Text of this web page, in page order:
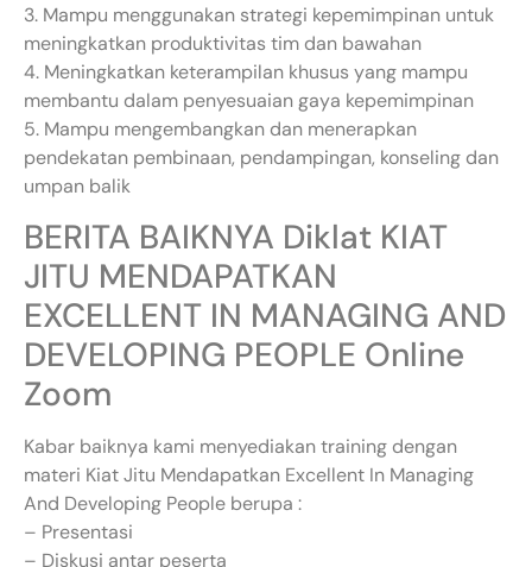
3. Mampu menggunakan strategi kepemimpinan untuk
meningkatkan produktivitas tim dan bawahan
4. Meningkatkan keterampilan khusus yang mampu
membantu dalam penyesuaian gaya kepemimpinan
5. Mampu mengembangkan dan menerapkan
pendekatan pembinaan, pendampingan, konseling dan
umpan balik
BERITA BAIKNYA Diklat KIAT
JITU MENDAPATKAN
EXCELLENT IN MANAGING AND
DEVELOPING PEOPLE Online
Zoom
Kabar baiknya kami menyediakan training dengan
materi Kiat Jitu Mendapatkan Excellent In Managing
And Developing People berupa :
– Presentasi
– Diskusi antar peserta